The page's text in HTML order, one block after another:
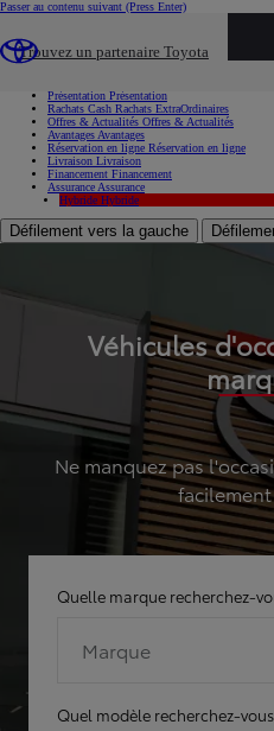
Passer au contenu suivant (Press Enter)
Trouvez un partenaire Toyota
Présentation Présentation
Rachats Cash Rachats ExtraOrdinaires
Offres & Actualités Offres & Actualités
Avantages Avantages
Réservation en ligne Réservation en ligne
Livraison Livraison
Financement Financement
Assurance Assurance
Hybride Hybride
Défilement vers la gauche
Véhicules
Ne manquez pas
Quelle marque recherchez-
Marque
Quel modèle recherchez-